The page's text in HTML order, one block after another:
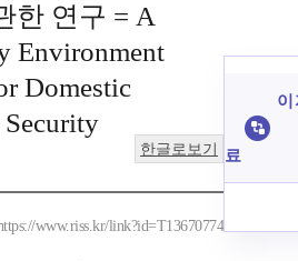
한 연구 = A
Environment
Domestic
한글로보기
www.riss.kr/link?id=T13670774
이
료